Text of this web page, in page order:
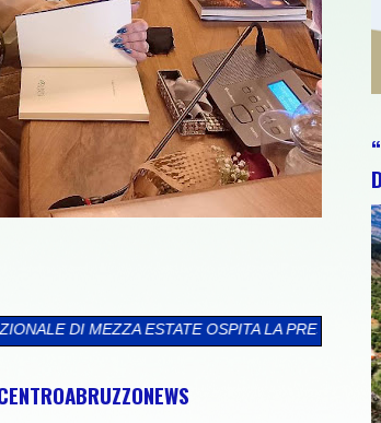
OSPITA LA PRESENTAZIONE DE IL